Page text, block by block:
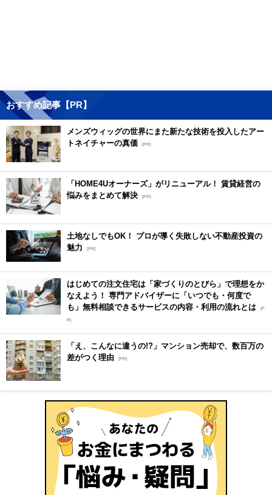
おすすめ記事【PR】
メンズウィッグの世界にまた新たな技術を投入したアー
トネイチャーの真価 [PR]
「HOME4Uオーナーズ」がリニューアル！ 賃貸経営の
悩みをまとめて解決 [PR]
土地なしでもOK！ プロが導く失敗しない不動産投資の
魅力
[PR]
はじめての注文住宅は「家づくりのとびら」で理想をか
なえよう！ 専門アドバイザーに「いつでも・何度で
も」無料相談できるサービスの内容・利用の流れとは [P
R]
「え、こんなに違うの!?」マンション売却で、数百万の
差がつく理由 [PR]